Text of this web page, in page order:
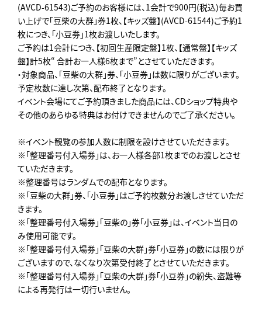
(AVCD-61543)ご予約のお客様には、1会計で900円(税込)毎お買
い上げで「豆柴の大群」券1枚、【キッズ盤】(AVCD-61544)ご予約1
枚につき、「小豆券」1枚お渡しいたします。
ご予約は1会計につき、【初回生産限定盤】1枚、【通常盤】【キッズ
盤】計5枚“ 合計お一人様6枚まで”とさせていただきます。
・対象商品、「豆柴の大群」券、「小豆券」は数に限りがございます。
予定枚数に達し次第、配布終了となります。
イベント会場にてご予約頂きました商品には、CDショップ特典や
その他のあらゆる特典はお付けできませんのでご了承ください。
※イベント観覧の参加人数に制限を設けさせていただきます。
※「整理番号付入場券」は、お一人様各部1枚までのお渡しとさせ
ていただきます。
※整理番号はランダムでの配布となります。
※「豆柴の大群」券、「小豆券」はご予約枚数分お渡しさせていただ
きます。
※「整理番号付入場券」「豆柴の」券「小豆券」は、イベント当日の
み使用可能です。
※「整理番号付入場券」「豆柴の大群」券「小豆券」の数には限りが
ございますので、なくなり次第受付終了とさせていただきます。
※「整理番号付入場券」「豆柴の大群」券「小豆券」の紛失、盗難等
による再発行は一切行いません。